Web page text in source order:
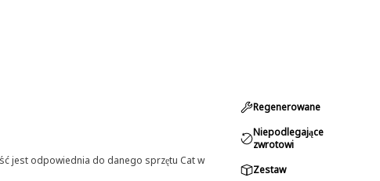
jest odpowiednia do danego sprzętu Cat w
Regenerowane
Niepodlegające
zwrotowi
Zestaw